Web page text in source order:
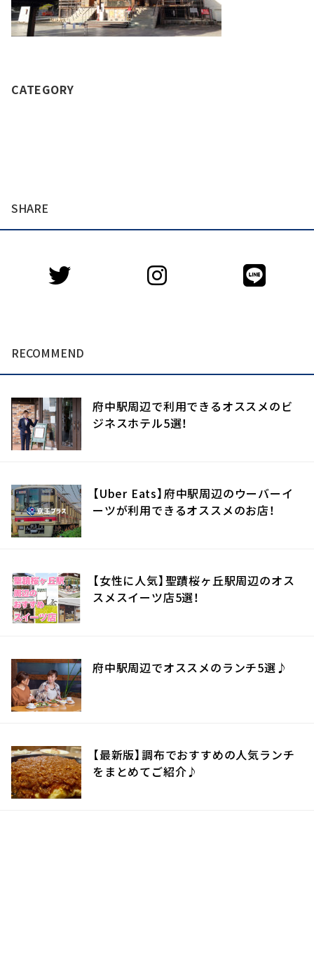
CATEGORY
SHARE
RECOMMEND
府中駅周辺で利用できるオススメのビ
ジネスホテル5選！
【Uber Eats】府中駅周辺のウーバーイ
ーツが利用できるオススメのお店！
【女性に人気】聖蹟桜ヶ丘駅周辺のオス
スメスイーツ店5選！
府中駅周辺でオススメのランチ5選♪
【最新版】調布でおすすめの人気ランチ
をまとめてご紹介♪